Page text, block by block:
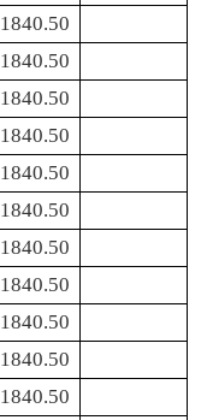
1840.50
1840.50
1840.50
1840.50
1840.50
1840.50
1840.50
1840.50
1840.50
1840.50
1840.50